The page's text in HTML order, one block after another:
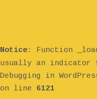
Notice: Function
usually an indicator
Debugging in
on line 6121